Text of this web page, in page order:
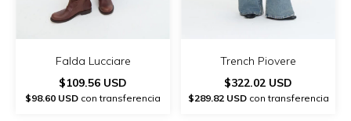
Falda Lucciare
$109.56 USD
$98.60 USD con transferencia
Trench Piovere
$322.02 USD
$289.82 USDcon transferencia